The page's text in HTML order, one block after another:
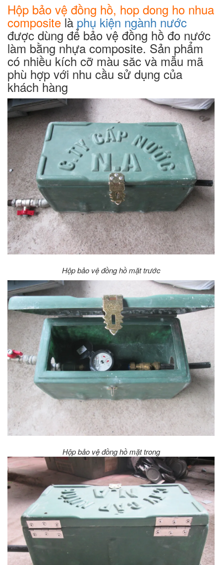
Hộp bảo vệ đồng hồ, hop dong ho nhua
compositelà phụ kiện ngành nước
được dùng để bảo vệ đồng hồ đo nước
làm bằng nhựa composite. Sản phẩm
có nhiều kích cỡ màu săc và mẫu mã
phù hợp với nhu cầu sử dụng của
khách hàng
Hộp bảo vệ đồng hồ mặt trước
Hộp bảo vệ đồng hồ mặt trong